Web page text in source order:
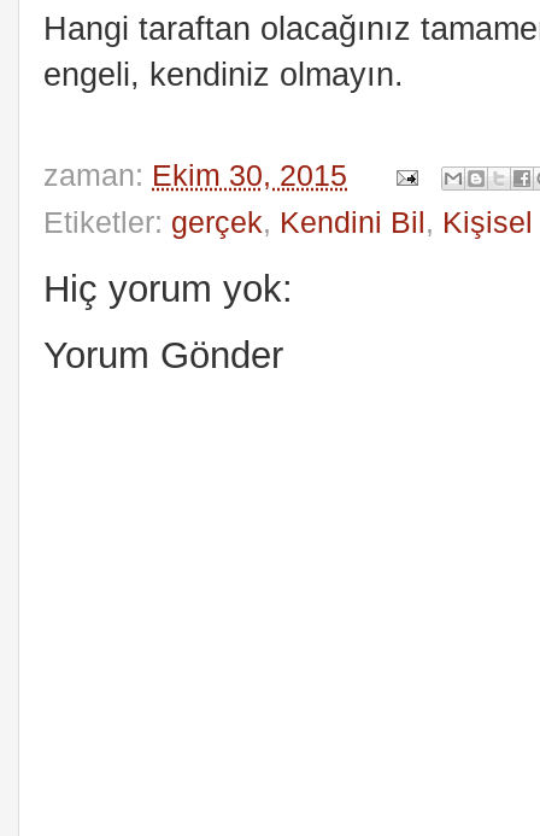
Hangi taraftan olacağınız
engeli, kendiniz olmayın.
zaman: Ekim 30, 2015
Etiketler: gerçek, Kendini Bil,
Hiç yorum yok:
Yorum Gönder